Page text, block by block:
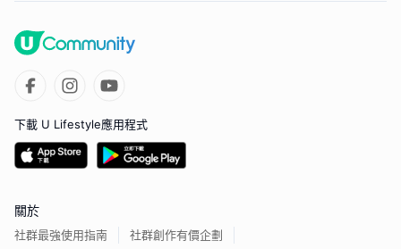
下載 U Lifestyle應用程式
關於
社群最強使用指南 社群創作有價企劃